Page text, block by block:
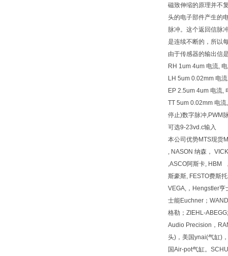
磁致伸缩的原理并不
头的电子部件产生的
脉冲。这个返回信脉
是连续不断的，所以
由于传感器的输出信
RH 1um 4um 电流,
LH 5um 0.02mm 电
EP 2.5um 4um 电流,
TT 5um 0.02mm 电
停止)数字脉冲,PWM
可选9-23vd.c输入
本公司优势MTS现货
, NASON 纳森，
,ASCO阿斯卡, HBM
斯豪斯, FESTO费斯
VEGA,，Hengstler亨
士能Euchner；
格勒；ZIEHL-
Audio Precision，
头)，美国ynai(气缸)
国Air-pot气缸。